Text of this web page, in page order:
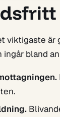
viktigaste är
ingår bland